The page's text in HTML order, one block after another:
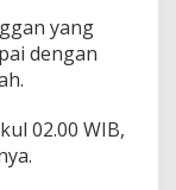
yang
dengan
02.00 WIB,